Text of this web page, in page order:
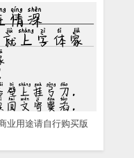
业用途请自行购买版